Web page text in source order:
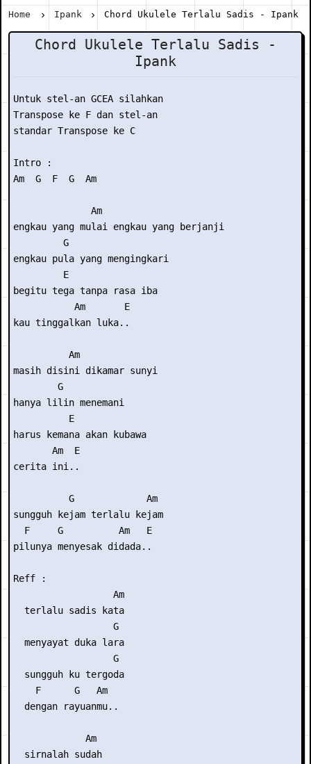
Home Ipank Chord Ukulele Terlalu Sadis - Ipank
Chord Ukulele Terlalu Sadis -
Ipank
Untuk stel-an GCEA silahkan
Transpose ke F dan stel-an
standar Transpose ke C
Intro :
Am  G  F  G  Am
              Am
engkau yang mulai engkau yang berjanji
         G
engkau pula yang mengingkari
         E
begitu tega tanpa rasa iba
           Am       E
kau tinggalkan luka..
          Am
masih disini dikamar sunyi
        G
hanya lilin menemani
          E
harus kemana akan kubawa
       Am  E
cerita ini..
          G             Am
sungguh kejam terlalu kejam
  F     G          Am   E
pilunya menyesak didada..
Reff :
                  Am
  terlalu sadis kata
                  G
  menyayat duka lara
                  G
  sungguh ku tergoda
    F      G   Am
  dengan rayuanmu..
             Am
  sirnalah sudah